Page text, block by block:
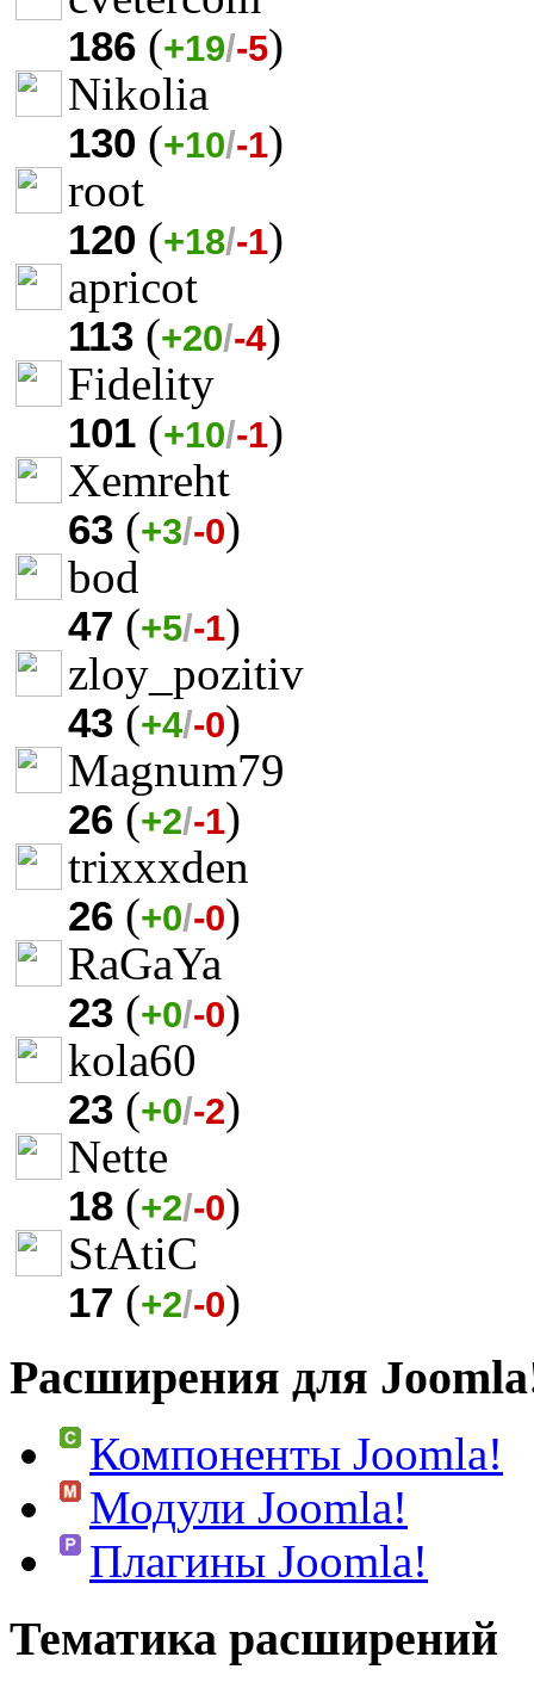
186 (+19/-5)
Nikolia
130 (+10/-1)
root
120 (+18/-1)
apricot
113 (+20/-4)
Fidelity
101 (+10/-1)
Xemreht
63 (+3/-0)
bod
47 (+5/-1)
zloy_pozitiv
43 (+4/-0)
Magnum79
26 (+2/-1)
trixxxden
26 (+0/-0)
RaGaYa
23 (+0/-0)
kola60
23 (+0/-2)
Nette
18 (+2/-0)
StAtiC
17 (+2/-0)
Расширения для
Компоненты Joomla!
Модули Joomla!
Плагины Joomla!
Тематика расширений